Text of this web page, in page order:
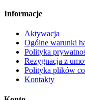
Informacje
Aktywacja
Ogólne warunki
Polityka
Rezygnacja z
Polityka plików
Kontakty